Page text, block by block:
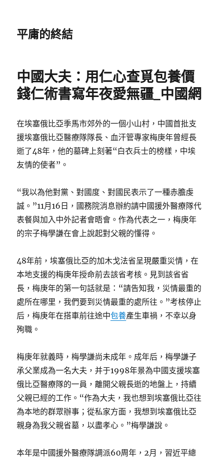
平庸的終結
中國大夫：用仁心查覓包養價
錢仁術書寫年夜愛無疆_中國網
在埃塞俄比亞季馬市郊外的一個小山村，中國首批支
援埃塞俄比亞醫療隊隊長、血汗管專家梅庚年曾經長
逝了48年，他的墓碑上刻著“白衣兵士的榜樣，中埃
友情的使者”。
“我以為他對黨、對國度、對國民表示了一種赤膽虔
誠。”11月16日，國務院消息辦約請中國援外醫療隊代
表餐與加入中外記者會晤會。作為代表之一，梅庚年
的宗子梅學謙在會上說起對父親的懂得。
48年前，埃塞俄比亞的加木戈法省呈現嚴重災情，在
本地支援的梅庚年授命前去該省考核。見到該省省
長，梅庚年的第一句話就是：“請告知我，災情最重的
處所在哪里，我們要到災情最重的處所往。”考核停止
后，梅庚年在搭車前往途中包養產生車禍，不幸以身
殉職。
梅庚年就義時，梅學謙尚未成年。成年后，梅學謙子
承父業成為一名大夫，并于1998年景為中國支援埃塞
俄比亞醫療隊的一員，離開父親長逝的地盤上，持續
父親已經的工作。“作為大夫，我也想到埃塞俄比亞往
為本地的群眾辦事；從私家方面，我想到埃塞俄比亞
親身為我父親省墓，以盡孝心。”梅學謙說。
本年是中國援外醫療隊調派60周年，2月，習近平總